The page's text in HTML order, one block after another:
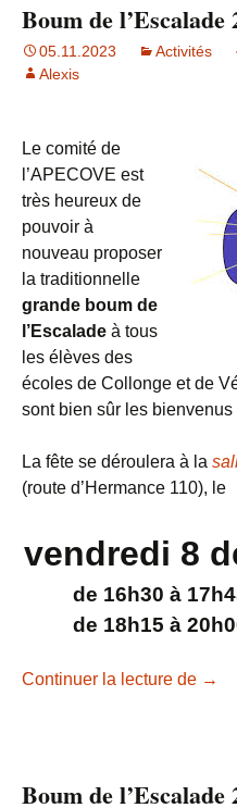
Boum de l’Escalade
05.11.2023 Activités
Alexis
Le comité de
l’APECOVE est
très heureux de
pouvoir à
nouveau proposer
la traditionnelle
grande boum de
l’Escalade à tous
les élèves des
écoles de Collonge et de
sont bien sûr les bienvenus
La fête se déroulera à la
(route d’Hermance 110), le
vendredi 8
de 16h30 à
de 18h15 à
Continuer la lecture de →
Boum de l’Escalade